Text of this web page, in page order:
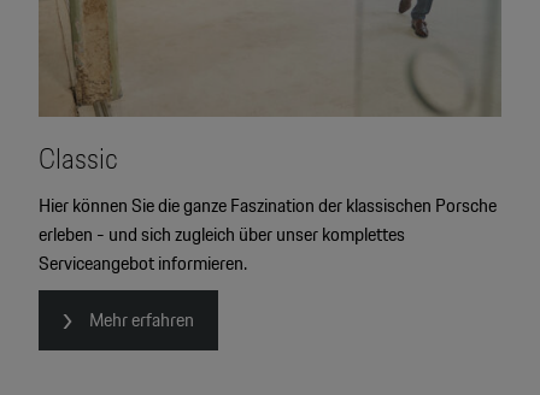
Classic
Hier können Sie die ganze Faszination der klassischen Porsche
erleben - und sich zugleich über unser komplettes
Serviceangebot informieren.
Mehr erfahren